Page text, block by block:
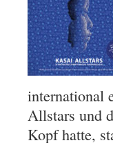
international
Allstars und
Kopf hatte,